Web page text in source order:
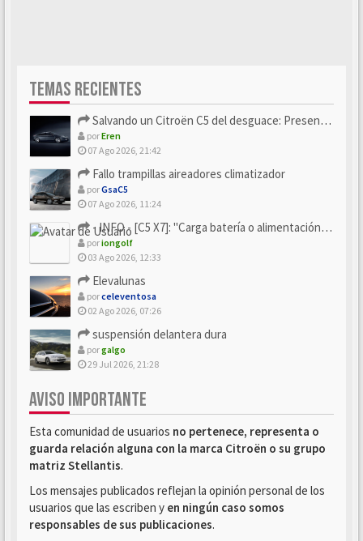
TEMAS RECIENTES
Salvando un Citroën C5 del desguace: Presentación y seguimiento
porEren
07 Ago 2026, 21:42
Fallo trampillas aireadores climatizador
porGsaC5
07 Ago 2026, 11:24
- INFO - [C5 X7]: "Carga batería o alimentación eléctri...
poriongolf
03 Ago 2026, 12:33
Elevalunas
porceleventosa
02 Ago 2026, 07:26
suspensión delantera dura
porgalgo
29 Jul 2026, 21:28
AVISO IMPORTANTE
Esta comunidad de usuarios no pertenece, representa o
guarda relación alguna con la marca Citroën o su grupo
matriz Stellantis.
Los mensajes publicados reflejan la opinión personal de los
usuarios que las escriben y en ningún caso somos
responsables de sus publicaciones.